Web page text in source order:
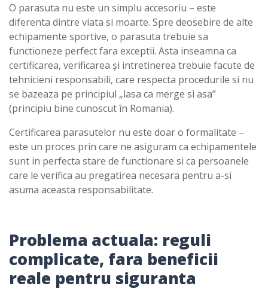
O parasuta nu este un simplu accesoriu – este
diferenta dintre viata si moarte. Spre deosebire de alte
echipamente sportive, o parasuta trebuie sa
functioneze perfect fara exceptii. Asta inseamna ca
certificarea, verificarea și intretinerea trebuie facute de
tehnicieni responsabili, care respecta procedurile si nu
se bazeaza pe principiul „lasa ca merge si asa”
(principiu bine cunoscut în Romania).
Certificarea parasutelor nu este doar o formalitate –
este un proces prin care ne asiguram ca echipamentele
sunt in perfecta stare de functionare si ca persoanele
care le verifica au pregatirea necesara pentru a-si
asuma aceasta responsabilitate.
Problema actuala: reguli
complicate, fara beneficii
reale pentru siguranta